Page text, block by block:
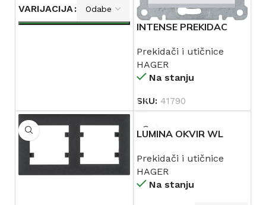
VARIJACIJA
INTENSE PREKIDAC
Prekidači i utičnice
HAGER
Na stanju
SKU: 41790
LUMINA OKVIR WL
HAGER
Prekidači i utičnice
HAGER
Na stanju